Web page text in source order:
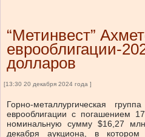
“Метинвест”
еврооблигации-
долларов
[13:30 20 декабря 2024 года ]
Горно-металлургическая
еврооблигации с погашением
номинальную сумму $16,27
декабря аукциона, в